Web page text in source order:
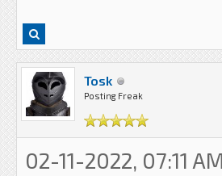
Tosk
Posting Freak
02-11-2022, 07:11 AM